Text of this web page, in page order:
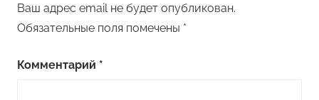
Ваш адрес email не будет опубликован.
Обязательные поля помечены *
Комментарий *